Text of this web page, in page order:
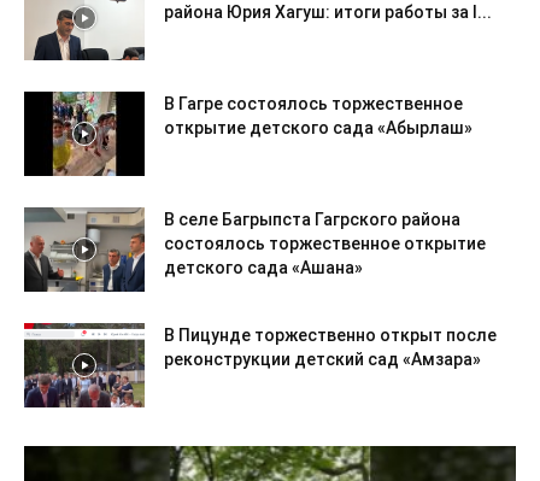
района Юрия Хагуш: итоги работы за I...
В Гагре состоялось торжественное
открытие детского сада «Абырлаш»
В селе Багрыпста Гагрского района
состоялось торжественное открытие
детского сада «Ашана»
В Пицунде торжественно открыт после
реконструкции детский сад «Амзара»